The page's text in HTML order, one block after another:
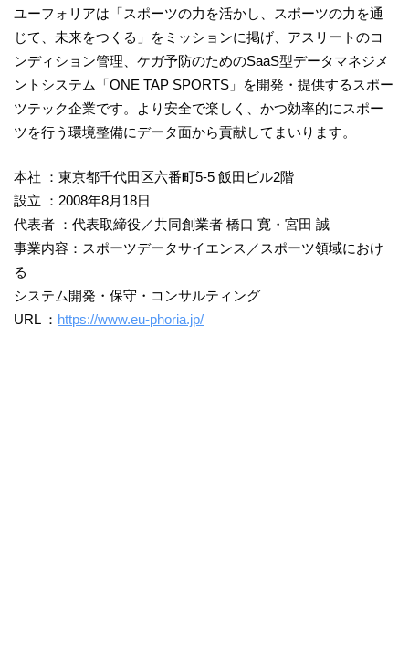
ユーフォリアは「スポーツの力を活かし、スポーツの力を通
じて、未来をつくる」をミッションに掲げ、アスリートのコ
ンディション管理、ケガ予防のためのSaaS型データマネジメ
ントシステム「ONE TAP SPORTS」を開発・提供するスポー
ツテック企業です。より安全で楽しく、かつ効率的にスポー
ツを行う環境整備にデータ面から貢献してまいります。
本社 ：東京都千代田区六番町5-5 飯田ビル2階
設立 ：2008年8月18日
代表者 ：代表取締役／共同創業者 橋口 寛・宮田 誠
事業内容：スポーツデータサイエンス／スポーツ領域におけ
る
システム開発・保守・コンサルティング
URL ： https://www.eu-phoria.jp/